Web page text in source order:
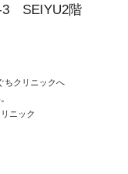
3 SEIYU2階
ちクリニックへ
ニック